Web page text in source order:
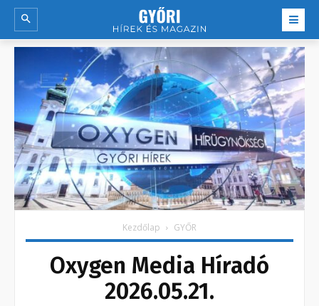
Kezdőlap GYŐR
Oxygen Media Híradó
2026.05.21.